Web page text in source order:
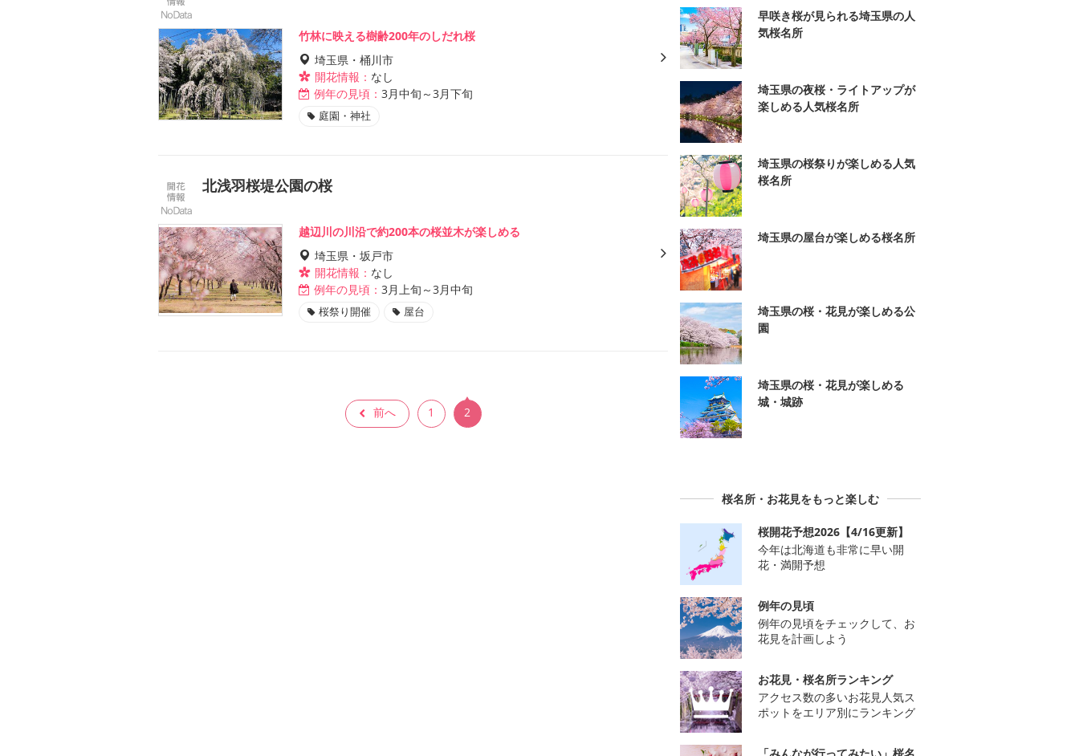
竹林に映える樹齢200年のしだれ桜
埼玉県・桶川市
開花情報： なし
例年の見頃： 3月中旬～3月下旬
庭園・神社
北浅羽桜堤公園の桜
越辺川の川沿で約200本の桜並木が楽しめる
埼玉県・坂戸市
開花情報： なし
例年の見頃： 3月上旬～3月中旬
桜祭り開催 屋台
前へ 1 2
早咲き桜が見られる埼玉県の人
気桜名所
埼玉県の夜桜・ライトアップが
楽しめる人気桜名所
埼玉県の桜祭りが楽しめる人気
桜名所
埼玉県の屋台が楽しめる桜名所
埼玉県の桜・花見が楽しめる公
園
埼玉県の桜・花見が楽しめる
城・城跡
桜名所・お花見をもっと楽しむ
桜開花予想2026【4/16更新】
今年は北海道も非常に早い開
花・満開予想
例年の見頃
例年の見頃をチェックして、お
花見を計画しよう
お花見・桜名所ランキング
アクセス数の多いお花見人気ス
ポットをエリア別にランキング